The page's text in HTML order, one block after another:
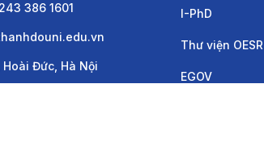
386 1601
Hoài Đức, Hà Nội
I-PhD
Thư viện OESR
EGOV